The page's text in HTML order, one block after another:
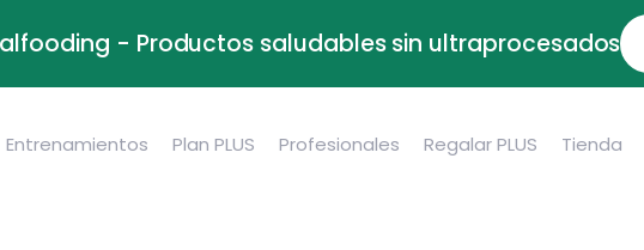
- Productos saludables sin ultraprocesados
Entrenamientos Plan PLUS Profesionales Regalar PLUS Tienda